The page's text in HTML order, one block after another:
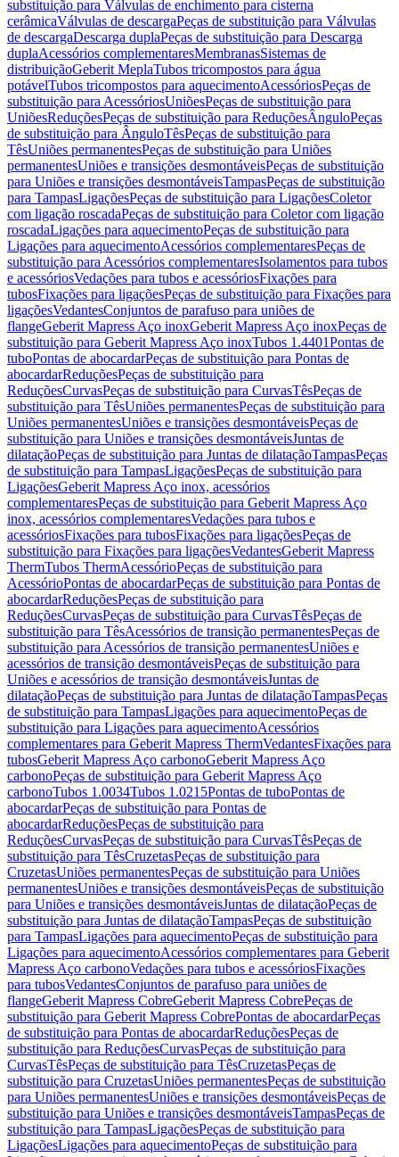
substituição para Válvulas de enchimento para cisterna
cerâmicaVálvulas de descargaPeças de substituição para Válvulas
de descargaDescarga duplaPeças de substituição para Descarga
duplaAcessórios complementaresMembranasSistemas de
distribuiçãoGeberit MeplaTubos tricompostos para água
potávelTubos tricompostos para aquecimentoAcessóriosPeças de
substituição para AcessóriosUniõesPeças de substituição para
UniõesReduçõesPeças de substituição para ReduçõesÂnguloPeças
de substituição para ÂnguloTêsPeças de substituição para
TêsUniões permanentesPeças de substituição para Uniões
permanentesUniões e transições desmontáveisPeças de substituição
para Uniões e transições desmontáveisTampasPeças de substituição
para TampasLigaçõesPeças de substituição para LigaçõesColetor
com ligação roscadaPeças de substituição para Coletor com ligação
roscadaLigações para aquecimentoPeças de substituição para
Ligações para aquecimentoAcessórios complementaresPeças de
substituição para Acessórios complementaresIsolamentos para tubos
e acessóriosVedações para tubos e acessóriosFixações para
tubosFixações para ligaçõesPeças de substituição para Fixações para
ligaçõesVedantesConjuntos de parafuso para uniões de
flangeGeberit Mapress Aço inoxGeberit Mapress Aço inoxPeças de
substituição para Geberit Mapress Aço inoxTubos 1.4401Pontas de
tuboPontas de abocardarPeças de substituição para Pontas de
abocardarReduçõesPeças de substituição para
ReduçõesCurvasPeças de substituição para CurvasTêsPeças de
substituição para TêsUniões permanentesPeças de substituição para
Uniões permanentesUniões e transições desmontáveisPeças de
substituição para Uniões e transições desmontáveisJuntas de
dilataçãoPeças de substituição para Juntas de dilataçãoTampasPeças
de substituição para TampasLigaçõesPeças de substituição para
LigaçõesGeberit Mapress Aço inox, acessórios
complementaresPeças de substituição para Geberit Mapress Aço
inox, acessórios complementaresVedações para tubos e
acessóriosFixações para tubosFixações para ligaçõesPeças de
substituição para Fixações para ligaçõesVedantesGeberit Mapress
ThermTubos ThermAcessórioPeças de substituição para
AcessórioPontas de abocardarPeças de substituição para Pontas de
abocardarReduçõesPeças de substituição para
ReduçõesCurvasPeças de substituição para CurvasTêsPeças de
substituição para TêsAcessórios de transição permanentesPeças de
substituição para Acessórios de transição permanentesUniões e
acessórios de transição desmontáveisPeças de substituição para
Uniões e acessórios de transição desmontáveisJuntas de
dilataçãoPeças de substituição para Juntas de dilataçãoTampasPeças
de substituição para TampasLigações para aquecimentoPeças de
substituição para Ligações para aquecimentoAcessórios
complementares para Geberit Mapress ThermVedantesFixações para
tubosGeberit Mapress Aço carbonoGeberit Mapress Aço
carbonoPeças de substituição para Geberit Mapress Aço
carbonoTubos 1.0034Tubos 1.0215Pontas de tuboPontas de
abocardarPeças de substituição para Pontas de
abocardarReduçõesPeças de substituição para
ReduçõesCurvasPeças de substituição para CurvasTêsPeças de
substituição para TêsCruzetasPeças de substituição para
CruzetasUniões permanentesPeças de substituição para Uniões
permanentesUniões e transições desmontáveisPeças de substituição
para Uniões e transições desmontáveisJuntas de dilataçãoPeças de
substituição para Juntas de dilataçãoTampasPeças de substituição
para TampasLigações para aquecimentoPeças de substituição para
Ligações para aquecimentoAcessórios complementares para Geberit
Mapress Aço carbonoVedações para tubos e acessóriosFixações
para tubosVedantesConjuntos de parafuso para uniões de
flangeGeberit Mapress CobreGeberit Mapress CobrePeças de
substituição para Geberit Mapress CobrePontas de abocardarPeças
de substituição para Pontas de abocardarReduçõesPeças de
substituição para ReduçõesCurvasPeças de substituição para
CurvasTêsPeças de substituição para TêsCruzetasPeças de
substituição para CruzetasUniões permanentesPeças de substituição
para Uniões permanentesUniões e transições desmontáveisPeças de
substituição para Uniões e transições desmontáveisTampasPeças de
substituição para TampasLigaçõesPeças de substituição para
LigaçõesLigações para aquecimentoPeças de substituição para